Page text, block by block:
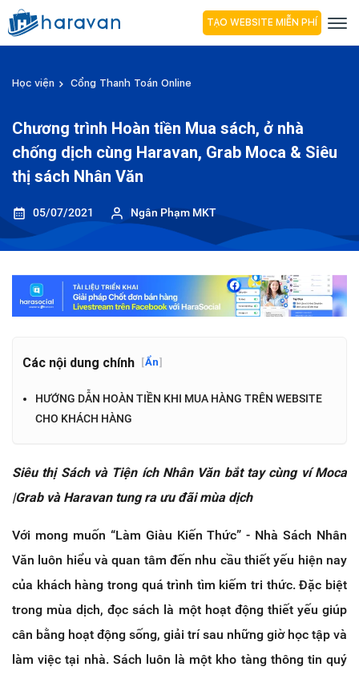
TẠO WEBSITE MIỄN PHÍ
Học viện Cổng Thanh Toán Online
Chương trình Hoàn tiền Mua sách, ở nhà
chống dịch cùng Haravan, Grab Moca & Siêu
thị sách Nhân Văn
05/07/2021 Ngân Phạm MKT
Các nội dung chính [Ẩn]
HƯỚNG DẪN HOÀN TIỀN KHI MUA HÀNG TRÊN WEBSITE
CHO KHÁCH HÀNG
Siêu thị Sách và Tiện ích Nhân Văn bắt tay cùng ví Moca
|Grab và Haravan tung ra ưu đãi mùa dịch
Với mong muốn “Làm Giàu Kiến Thức” - Nhà Sách Nhân
Văn luôn hiểu và quan tâm đến nhu cầu thiết yếu hiện nay
của khách hàng trong quá trình tìm kiếm tri thức. Đặc biệt
trong mùa dịch, đọc sách là một hoạt động thiết yếu giúp
cân bằng hoạt động sống, giải trí sau những giờ học tập và
làm việc tại nhà. Sách luôn là một kho tàng thông tin quý